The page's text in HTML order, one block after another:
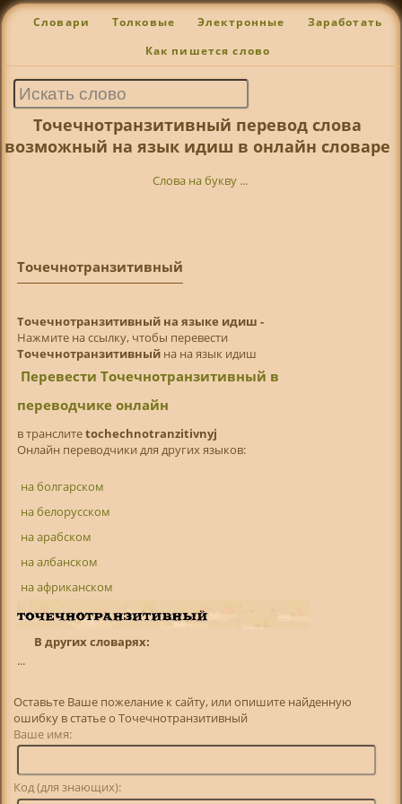
Словари Толковые Электронные Заработать
Как пишется слово
Точечнотранзитивный перевод слова
возможный на язык идиш в онлайн словаре
Слова на букву ...
Точечнотранзитивный
Точечнотранзитивный на языке идиш -
Нажмите на ссылку, чтобы перевести
Точечнотранзитивныйна на язык идиш
Перевести Точечнотранзитивный в
переводчике онлайн
в транслитetochechnotranzitivnyj
Онлайн переводчики для других языков:
на болгарском
на белорусском
на арабском
на албанском
на африканском
В других словарях:
...
Оставьте Ваше пожелание к сайту, или опишите найденную
ошибку в статье о Точечнотранзитивный
Ваше имя:
Код (для знающих):